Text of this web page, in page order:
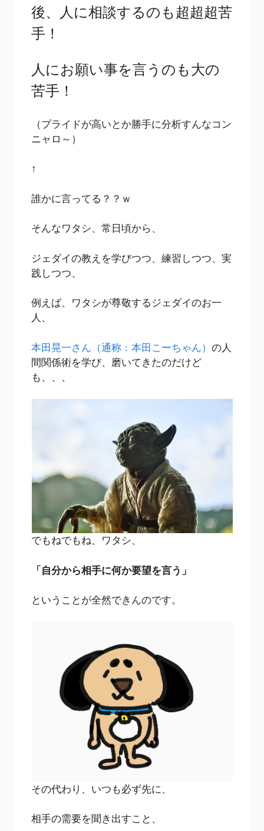
後、人に相談するのも超超超苦
手！
人にお願い事を言うのも大の
苦手！
（プライドが高いとか勝手に分析すんなコン
ニャロ～）
↑
誰かに言ってる？？ｗ
そんなワタシ、常日頃から、
ジェダイの教えを学びつつ、練習しつつ、実
践しつつ、
例えば、ワタシが尊敬するジェダイのお一
人、
本田晃一さん（通称：本田こーちゃん）の人
間関係術を学び、磨いてきたのだけど
も、、、
でもねでもね、ワタシ、
「自分から相手に何か要望を言う」
ということが全然できんのです。
その代わり、いつも必ず先に、
相手の需要を聞き出すこと、